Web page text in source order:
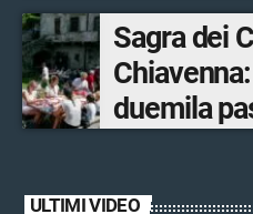
Sagra dei
duemila
ULTIMI VIDEO